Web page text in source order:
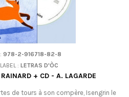
978-2-916718-82-8
: LETRAS D'ÒC
+ CD - A. LAGARDE
de tours à son compère, Isengrin le